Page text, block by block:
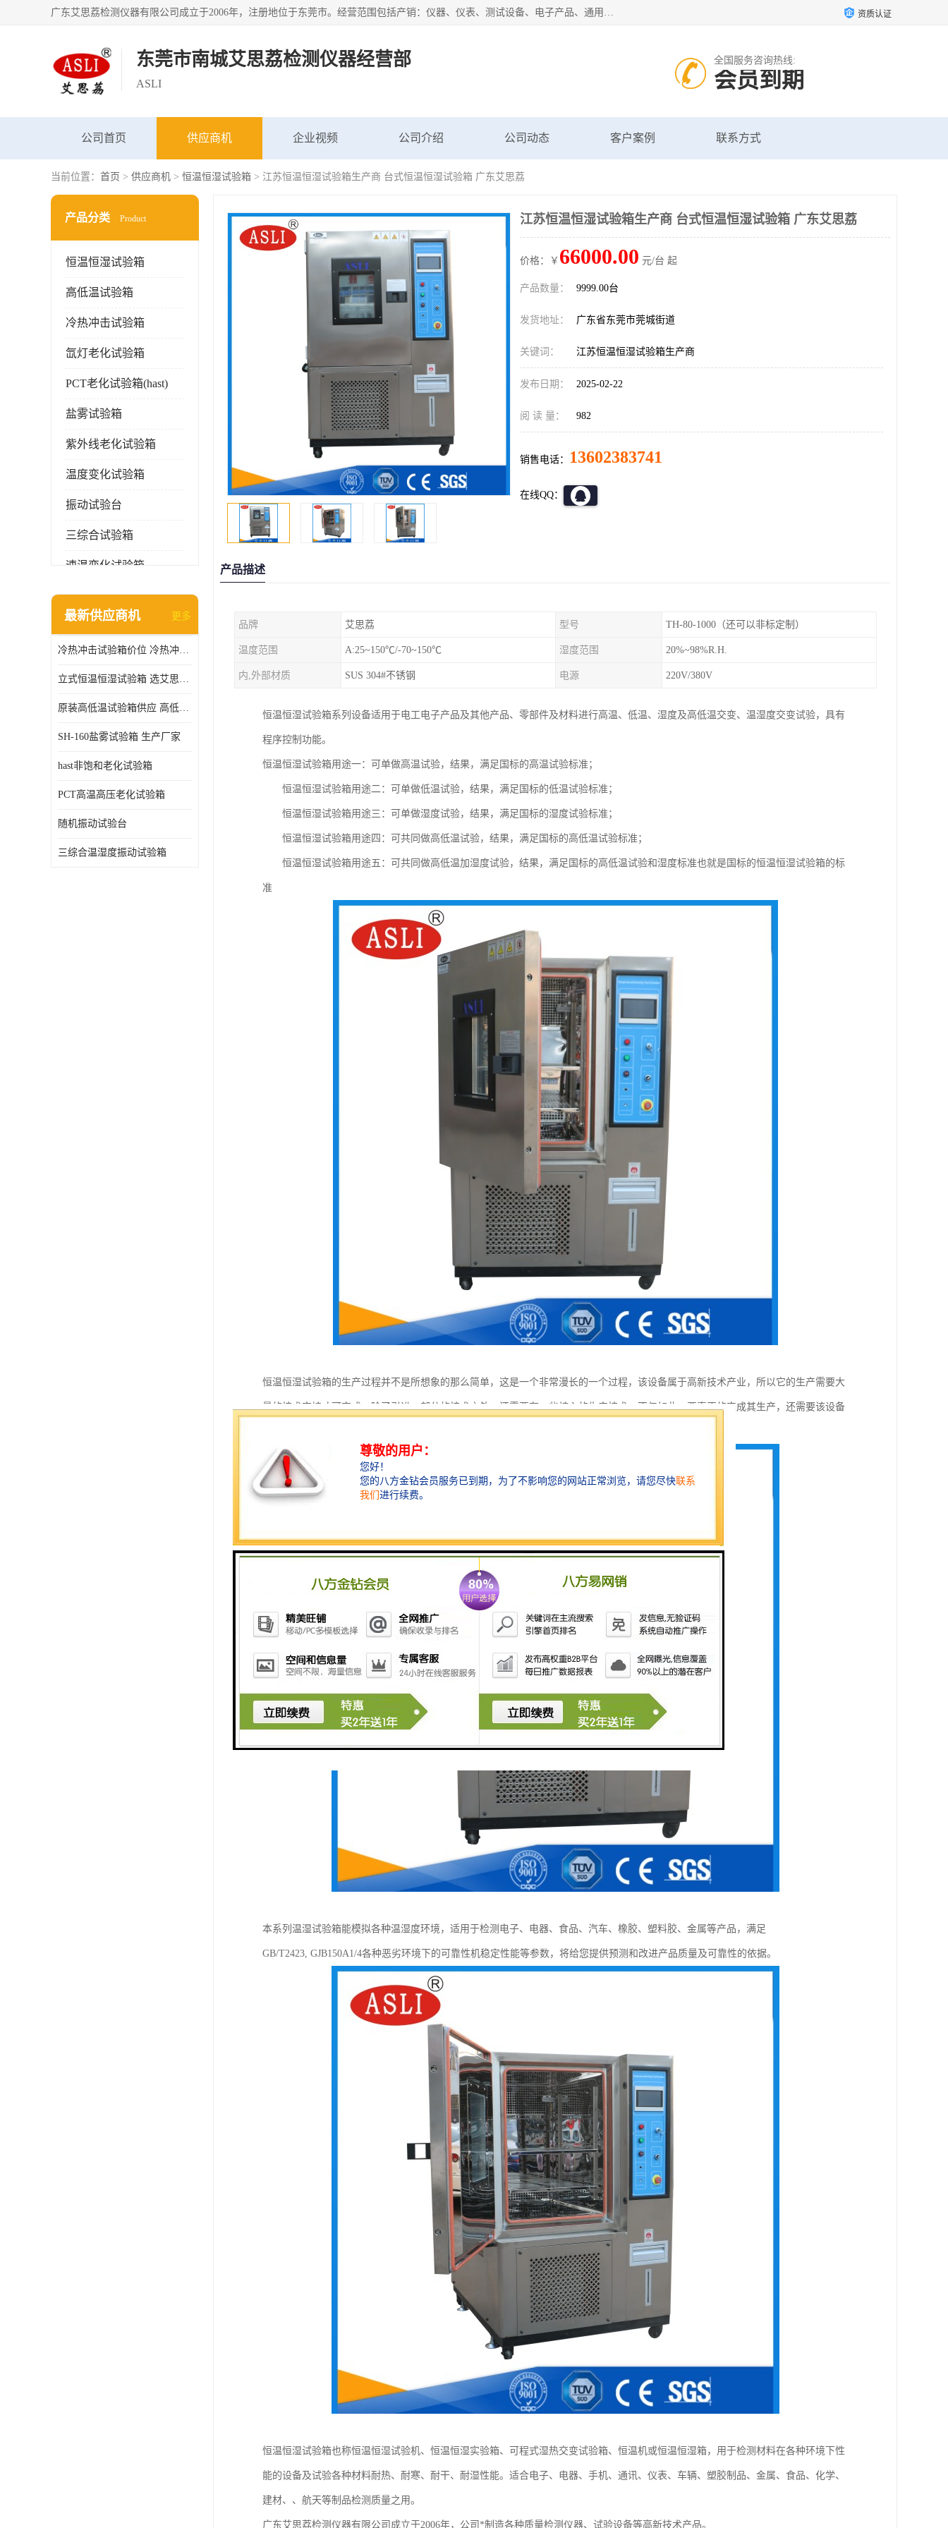
广东艾思荔检测仪器有限公司成立于2006年，注册地位于东莞市。经营范围包括产销：仪器、仪表、测试设备、电子产品、通用机械设；主要产品有： 恒温恒湿试验箱,冷热冲击试验箱,高低温试验箱,速温变化试验箱,高压加速老化试验箱,三综合试验箱,振动试验台等产品，欢迎选购。 资质认证
东莞市南城艾思荔检测仪器经营部
ASLI
全国服务咨询热线:
会员到期
公司首页 供应商机 企业视频 公司介绍 公司动态 客户案例 联系方式
当前位置： 首页 > 供应商机 > 恒温恒湿试验箱 > 江苏恒温恒湿试验箱生产商 台式恒温恒湿试验箱 广东艾思荔
产品分类 Product
恒温恒湿试验箱
高低温试验箱
冷热冲击试验箱
氙灯老化试验箱
PCT老化试验箱(hast)
盐雾试验箱
紫外线老化试验箱
温度变化试验箱
振动试验台
三综合试验箱
速温变化试验箱
淋雨试验箱(沙尘)
高压加速老化试验箱
最新供应商机 更多
冷热冲击试验箱价位 冷热冲击试验设备 非标定制
立式恒温恒湿试验箱 选艾思荔厂家
原装高低温试验箱供应 高低温交变湿热试验箱
SH-160盐雾试验箱 生产厂家
hast非饱和老化试验箱
PCT高温高压老化试验箱
随机振动试验台
三综合温湿度振动试验箱
江苏恒温恒湿试验箱生产商 台式恒温恒湿试验箱 广东艾思荔
价格：￥ 66000.00 元/台 起
产品数量： 9999.00台
发货地址： 广东省东莞市莞城街道
关键词： 江苏恒温恒湿试验箱生产商
发布日期： 2025-02-22
阅 读 量： 982
销售电话： 13602383741
在线QQ：
产品描述
品牌 艾思荔 型号 TH-80-1000（还可以非标定制）
温度范围 A:25~150℃/-70~150℃ 湿度范围 20%~98%R.H.
内,外部材质 SUS 304#不锈钢 电源 220V/380V
恒温恒湿试验箱系列设备适用于电工电子产品及其他产品、零部件及材料进行高温、低温、湿度及高低温交变、温湿度交变试验，具有
程序控制功能。
恒温恒湿试验箱用途一：可单做高温试验，结果，满足国标的高温试验标准；
恒温恒湿试验箱用途二：可单做低温试验，结果，满足国标的低温试验标准；
恒温恒湿试验箱用途三：可单做湿度试验，结果，满足国标的湿度试验标准；
恒温恒湿试验箱用途四：可共同做高低温试验，结果，满足国标的高低温试验标准；
恒温恒湿试验箱用途五：可共同做高低温加湿度试验，结果，满足国标的高低温试验和湿度标准也就是国标的恒温恒湿试验箱的标
准
恒温恒湿试验箱的生产过程并不是所想象的那么简单，这是一个非常漫长的一个过程，该设备属于高新技术产业，所以它的生产需要大
量的技术支持才可完成，除了引进一部分的技术之外，还需要有一些核心的生产技术，不仅如此，要真正的完成其生产，还需要该设备
本系列温湿试验箱能模拟各种温湿度环境，适用于检测电子、电器、食品、汽车、橡胶、塑料胶、金属等产品，满足
GB/T2423, GJB150A1/4各种恶劣环境下的可靠性机稳定性能等参数，将给您提供预测和改进产品质量及可靠性的依据。
恒温恒湿试验箱也称恒温恒湿试验机、恒温恒湿实验箱、可程式湿热交变试验箱、恒温机或恒温恒湿箱，用于检测材料在各种环境下性
能的设备及试验各种材料耐热、耐寒、耐干、耐湿性能。适合电子、电器、手机、通讯、仪表、车辆、塑胶制品、金属、食品、化学、
建材、、航天等制品检测质量之用。
广东艾思荔检测仪器有限公司成立于2006年，公司*制造各种质量检测仪器、试验设备等高新技术产品。